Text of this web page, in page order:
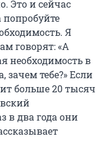
Это и сейчас
Я
говорят: «А
необходимость в
зачем тебе?» Если
больше 20 тысяч
в два года они